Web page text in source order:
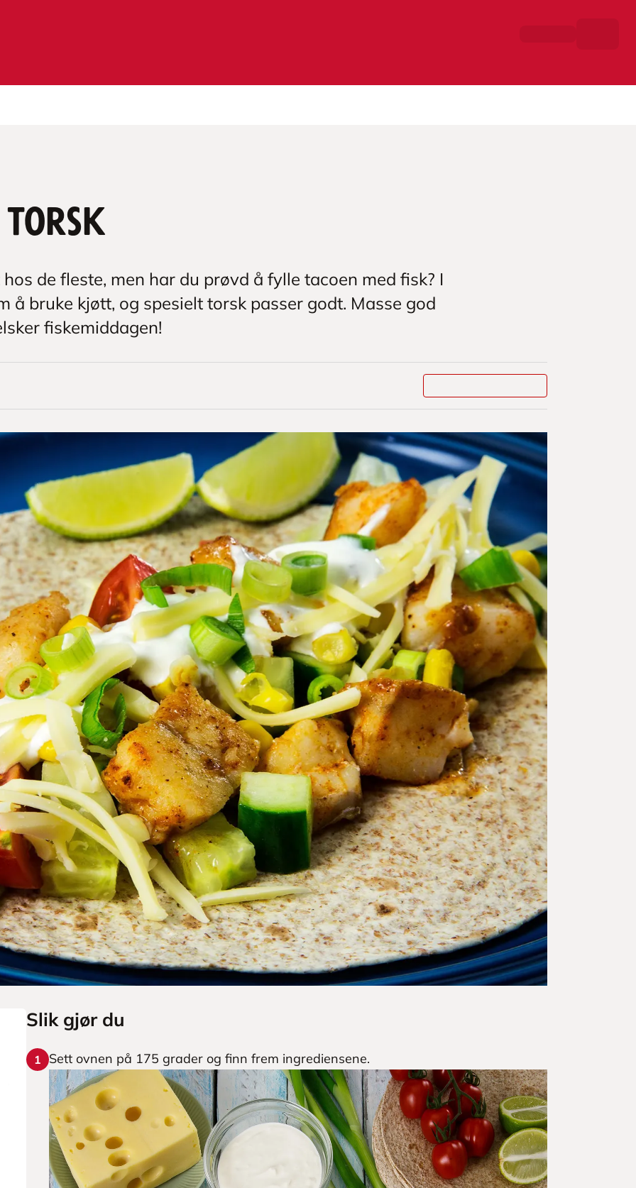
torsk
de fleste, men har du prøvd å fylle tacoen med fisk? I
å bruke kjøtt, og spesielt torsk passer godt. Masse god
fiskemiddagen!
Slik gjør du
1 Sett ovnen på 175 grader og finn frem ingrediensene.